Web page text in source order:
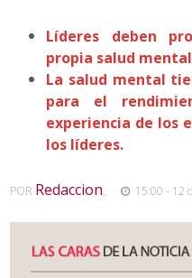
Líderes deben
propia salud
La salud mental
para el
experiencia de los
los líderes.
POR Redaccion, 15:00 - 12